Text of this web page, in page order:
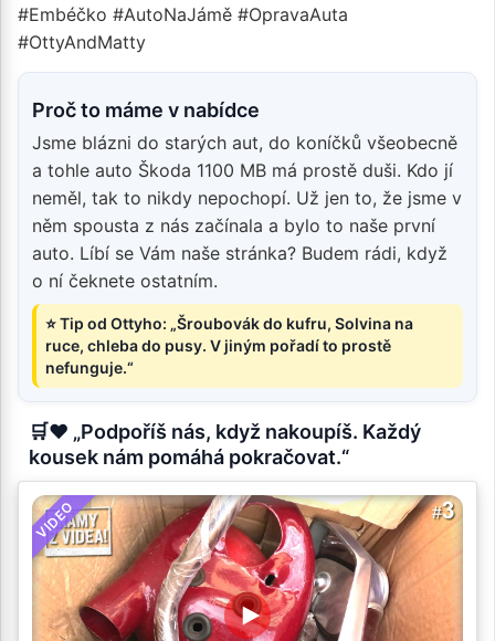
#Embéčko #AutoNaJámě #OpravaAuta
#OttyAndMatty
Proč to máme v nabídce
Jsme blázni do starých aut, do koníčků všeobecně
a tohle auto Škoda 1100 MB má prostě duši. Kdo jí
neměl, tak to nikdy nepochopí. Už jen to, že jsme v
něm spousta z nás začínala a bylo to naše první
auto. Líbí se Vám naše stránka? Budem rádi, když
o ní čeknete ostatním.
⭐ Tip od Ottyho: „Šroubovák do kufru, Solvina na
ruce, chleba do pusy. V jiným pořadí to prostě
nefunguje.“
🛒❤️ „Podpoříš nás, když nakoupíš. Každý
kousek nám pomáhá pokračovat.“
VIDEO